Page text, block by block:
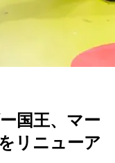
国王、マー
リニューア